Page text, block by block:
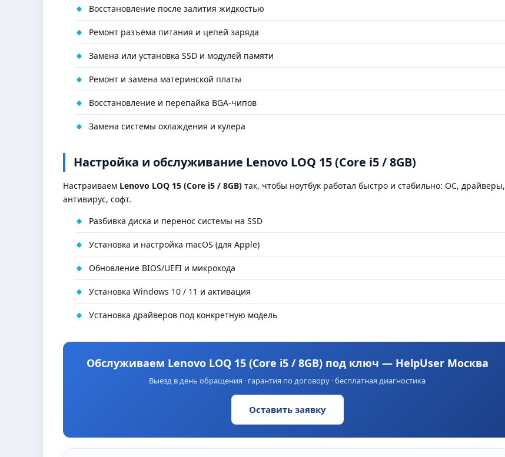
Восстановление после залития жидкостью
Ремонт разъёма питания и цепей заряда
Замена или установка SSD и модулей памяти
Ремонт и замена материнской платы
Восстановление и перепайка BGA-чипов
Замена системы охлаждения и кулера
Настройка и обслуживание Lenovo LOQ 15 (Core i5 / 8GB)
Настраиваем Lenovo LOQ 15 (Core i5 / 8GB) так, чтобы ноутбук работал быстро и стабильно: ОС, драйверы,
антивирус, софт.
Разбивка диска и перенос системы на SSD
Установка и настройка macOS (для Apple)
Обновление BIOS/UEFI и микрокода
Установка Windows 10 / 11 и активация
Установка драйверов под конкретную модель
Обслуживаем Lenovo LOQ 15 (Core i5 / 8GB) под ключ — HelpUser Москва
Выезд в день обращения · гарантия по договору · бесплатная диагностика
Оставить заявку